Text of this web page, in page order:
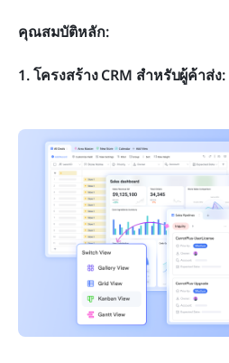
คุณสมบัติหลัก:
1. โครงสร้าง CRM สำหรับผู้ค้าส่ง: